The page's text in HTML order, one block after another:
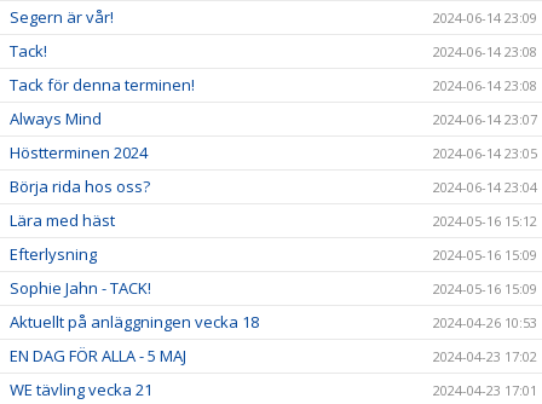
Segern är vår! 2024-06-14 23:09
Tack! 2024-06-14 23:08
Tack för denna terminen! 2024-06-14 23:08
Always Mind 2024-06-14 23:07
Höstterminen 2024 2024-06-14 23:05
Börja rida hos oss? 2024-06-14 23:04
Lära med häst 2024-05-16 15:12
Efterlysning 2024-05-16 15:09
Sophie Jahn - TACK! 2024-05-16 15:09
Aktuellt på anläggningen vecka 18 2024-04-26 10:53
EN DAG FÖR ALLA - 5 MAJ 2024-04-23 17:02
WE tävling vecka 21 2024-04-23 17:01